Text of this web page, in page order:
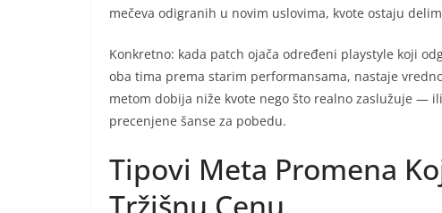
mečeva odigranih u novim uslovima, kvote ostaju
Konkretno: kada patch ojača određeni playstyle koji
oba tima prema starim performansama, nastaje
metom dobija niže kvote nego što realno zaslužuje —
precenjene šanse za pobedu.
Tipovi Meta Promena
Tržišnu Cenu